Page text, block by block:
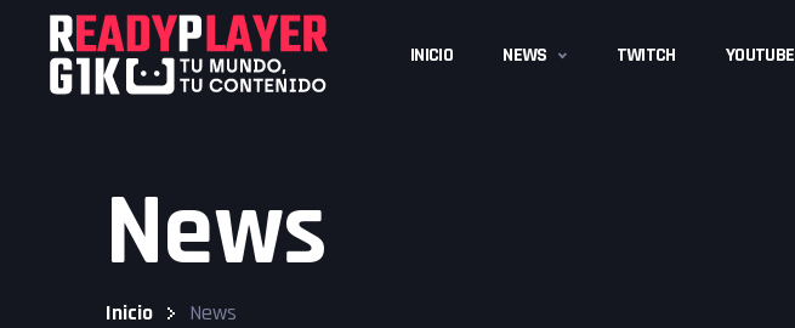
content
INICIO NEWS TWITCH YOUTUBE
News
Inicio News